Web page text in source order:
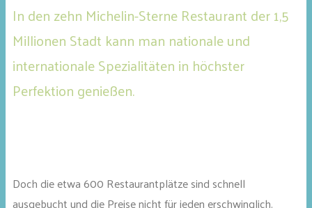
In den zehn Michelin-Sterne Restaurant der 1,5
Millionen Stadt kann man nationale und
internationale Spezialitäten in höchster
Perfektion genießen.
Doch die etwa 600 Restaurantplätze sind schnell
ausgebucht und die Preise nicht für jeden erschwinglich.